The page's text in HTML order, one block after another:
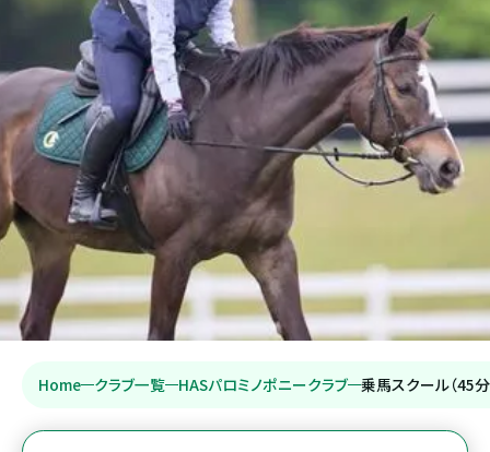
Home クラブ一覧 HASパロミノポニークラブ 乗馬スクール（45分